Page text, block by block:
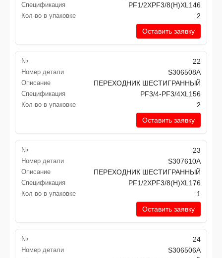
Спецификация PF1/2XPF3/8(H)XL146
Кол-во в упаковке
2
Оставить заявку
№ 22
Номер детали S306508A
Описание ПЕРЕХОДНИК ШЕСТИГРАННЫЙ
Спецификация PF3/4-PF3/4XL156
Кол-во в упаковке
2
Оставить заявку
№ 23
Номер детали S307610A
Описание ПЕРЕХОДНИК ШЕСТИГРАННЫЙ
Спецификация PF1/2XPF3/8(H)XL176
Кол-во в упаковке
1
Оставить заявку
№ 24
Номер детали S306506A